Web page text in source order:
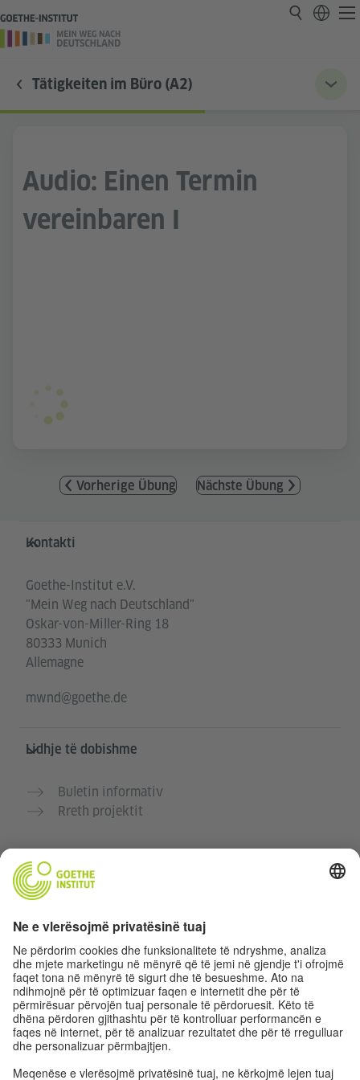
Tätigkeiten im Büro (A2)
Audio: Einen Termin
vereinbaren I
Vorherige Übung Nächste Übung
Service- und Informationsbereich
Kontakti
Goethe-Institut e.V.
"Mein Weg nach Deutschland"
Oskar-von-Miller-Ring 18
80333 Munich
Allemagne
mwnd@goethe.de
Lidhje të dobishme
Buletin informativ
Rreth projektit
Faqe të tjera interneti
Komuniteti “Gjermanisht për ty”
Ushtro gjermanisht falas
Kurse gjermanisht të Goethe-Institutit
Portali për mësuesit „Deutschstunde“
Privatësia dhe Qasja pa pengesa